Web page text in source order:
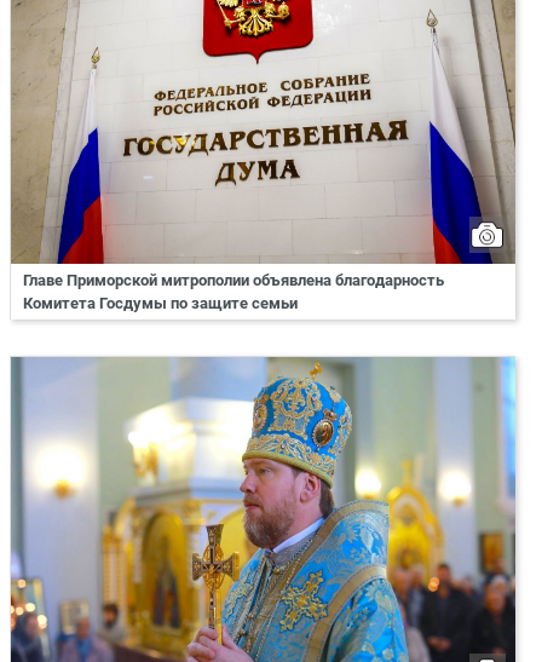
Главе Приморской митрополии объявлена благодарность
Комитета Госдумы по защите семьи